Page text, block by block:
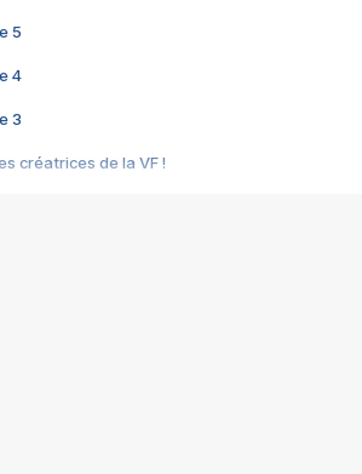
5
4
3
créatrices de la VF !